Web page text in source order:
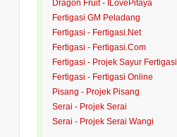
Dragon Fruit - ILovePitaya
Fertigasi GM Peladang
Fertigasi - Fertigasi.Net
Fertigasi - Fertigasi.Com
Fertigasi - Projek Sayur Fertigasi
Fertigasi - Fertigasi Online
Pisang - Projek Pisang
Serai - Projek Serai
Serai - Projek Serai Wangi